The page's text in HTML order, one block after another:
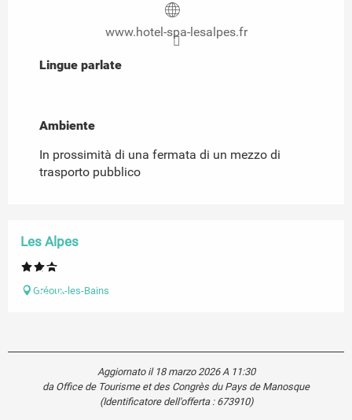
www.hotel-spa-lesalpes.fr
Lingue parlate
Lingue parlate
Ambiente
Ambiente
In prossimità di una fermata di un mezzo di
trasporto pubblico
Les Alpes
Gréoux-les-Bains
Aggiornato il 18 marzo 2026 A 11:30
da Office de Tourisme et des Congrès du Pays de Manosque
(Identificatore dell'offerta : 673910)